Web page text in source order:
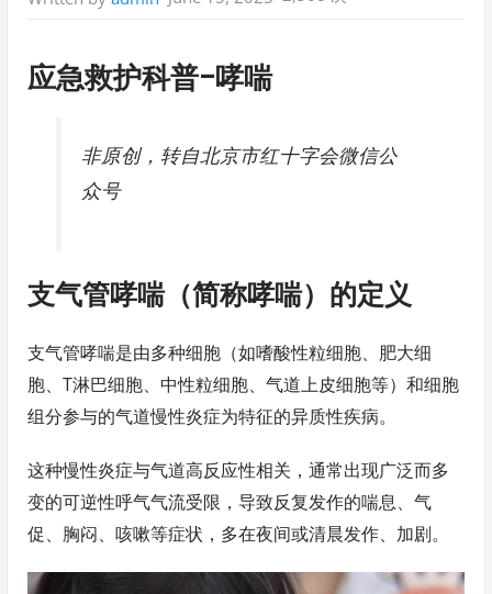
应急救护科普-哮喘
非原创，转自北京市红十字会微信公
众号
支气管哮喘（简称哮喘）的定义
支气管哮喘是由多种细胞（如嗜酸性粒细胞、肥大细
胞、T淋巴细胞、中性粒细胞、气道上皮细胞等）和细胞
组分参与的气道慢性炎症为特征的异质性疾病。
这种慢性炎症与气道高反应性相关，通常出现广泛而多
变的可逆性呼气气流受限，导致反复发作的喘息、气
促、胸闷、咳嗽等症状，多在夜间或清晨发作、加剧。